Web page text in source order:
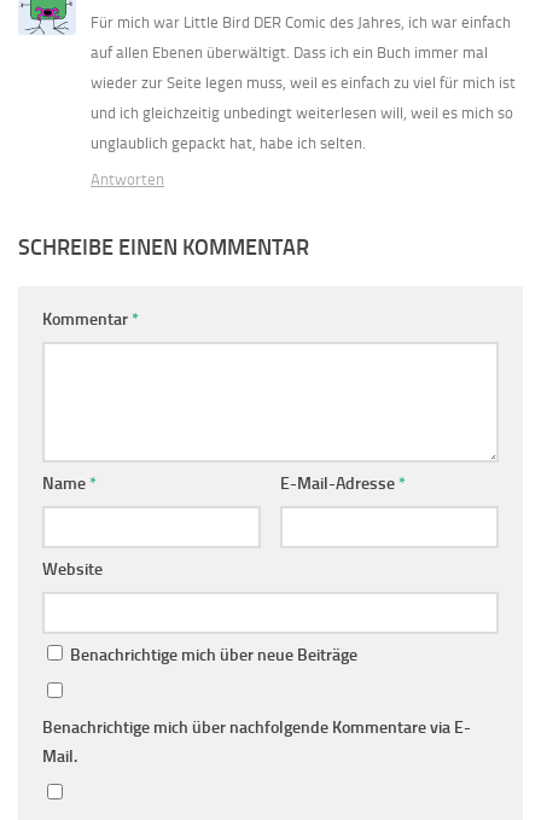
Für mich war Little Bird DER Comic des Jahres, ich war einfach
auf allen Ebenen überwältigt. Dass ich ein Buch immer mal
wieder zur Seite legen muss, weil es einfach zu viel für mich ist
und ich gleichzeitig unbedingt weiterlesen will, weil es mich so
unglaublich gepackt hat, habe ich selten.
Antworten
SCHREIBE EINEN KOMMENTAR
Kommentar*
Name* E-Mail-Adresse*
Website
Benachrichtige mich über neue Beiträge
Benachrichtige mich über nachfolgende Kommentare via E-
Mail.